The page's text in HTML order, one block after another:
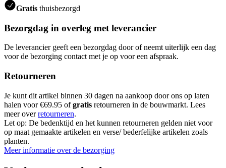
Gratis thuisbezorgd
Bezorgdag in overleg met leverancier
De leverancier geeft een bezorgdag door of neemt uiterlijk een dag
voor de bezorging contact met je op voor een afspraak.
Retourneren
Je kunt dit artikel binnen 30 dagen na aankoop door ons op laten
halen voor €69.95 ofgratis retourneren in de bouwmarkt. Lees
meer overretourneren.
Let op: De bedenktijd en het kunnen retourneren gelden niet voor
op maat gemaakte artikelen en verse/ bederfelijke artikelen zoals
planten.
Meer informatie over de bezorging